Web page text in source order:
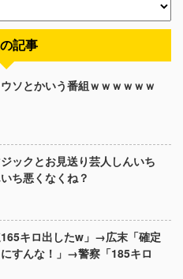
記事
ソとかいう番組ｗｗｗｗｗｗ
ジックとお見送り芸人しんいち
ち悪くなくね？
キロ出したw」→広末「確定
すんな！」→警察「185キロ